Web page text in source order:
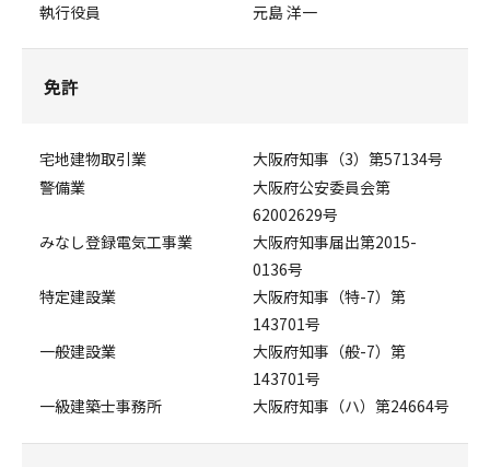
執行役員
元島 洋一
免許
宅地建物取引業
大阪府知事（3）第57134号
警備業
大阪府公安委員会第
62002629号
みなし登録電気工事業
大阪府知事届出第2015-
0136号
特定建設業
大阪府知事（特-7）第
143701号
一般建設業
大阪府知事（般-7）第
143701号
一級建築士事務所
大阪府知事（ハ）第24664号